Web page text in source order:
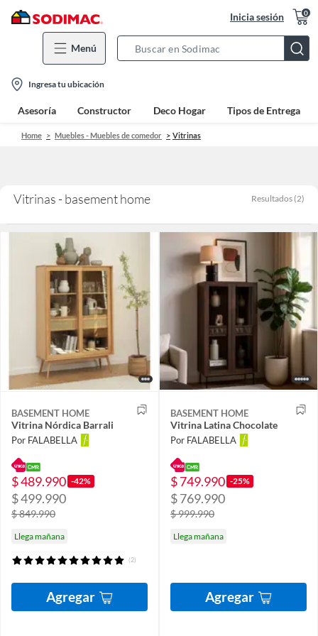
Inicia sesión 0
Menú
Bar
location-
icon
Ingresa tu ubicación
Asesoría Constructor Deco Hogar Tipos de Entrega
Home Muebles - Muebles de comedor Vitrinas
Vitrinas - basement home Resultados (2)
BASEMENT HOME
Vitrina Nórdica Barrali
Por FALABELLA
$ 489.990 -42%
$ 499.990
$ 849.990
Llega mañana
(2)
Agregar
BASEMENT HOME
Vitrina Latina Chocolate
Por FALABELLA
$ 749.990 -25%
$ 769.990
$ 999.990
Llega mañana
Agregar